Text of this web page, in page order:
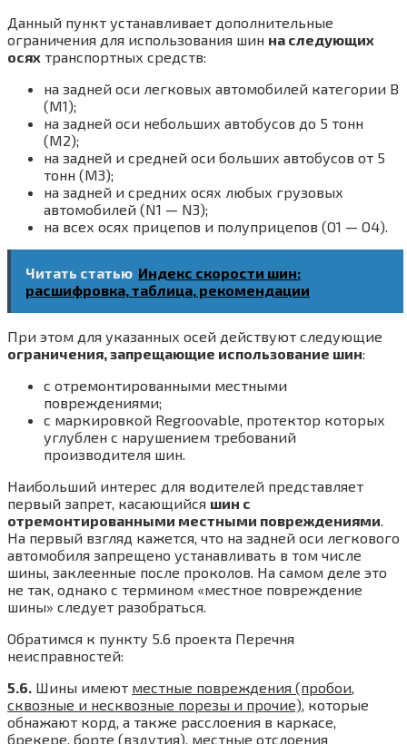
Данный пункт устанавливает дополнительные
ограничения для использования шин на следующих
осях транспортных средств:
на задней оси легковых автомобилей категории В
(М1);
на задней оси небольших автобусов до 5 тонн
(М2);
на задней и средней оси больших автобусов от 5
тонн (М3);
на задней и средних осях любых грузовых
автомобилей (N1 — N3);
на всех осях прицепов и полуприцепов (O1 — O4).
Читать статью Индекс скорости шин:
расшифровка, таблица, рекомендации
При этом для указанных осей действуют следующие
ограничения, запрещающие использование шин:
с отремонтированными местными
повреждениями;
с маркировкой Regroovable, протектор которых
углублен с нарушением требований
производителя шин.
Наибольший интерес для водителей представляет
первый запрет, касающийся шин с
отремонтированными местными повреждениями
На первый взгляд кажется, что на задней оси легкового
автомобиля запрещено устанавливать в том числе
шины, заклеенные после проколов. На самом деле это
не так, однако с термином «местное повреждение
шины» следует разобраться.
Обратимся к пункту 5.6 проекта Перечня
неисправностей:
5.6. Шины имеют местные повреждения (пробои,
сквозные и несквозные порезы и прочие) , которые
обнажают корд, а также расслоения в каркасе,
брекере, борте (вздутия), местные отслоения